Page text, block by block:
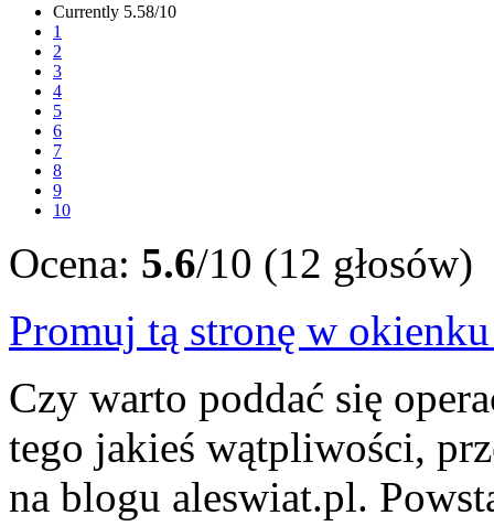
Currently 5.58/10
1
2
3
4
5
6
7
8
9
10
Ocena: 5.6/10 (12 głosów)
Promuj tą stronę w
Czy warto poddać się
tego jakieś wątpliwości,
na blogu aleswiat.pl.